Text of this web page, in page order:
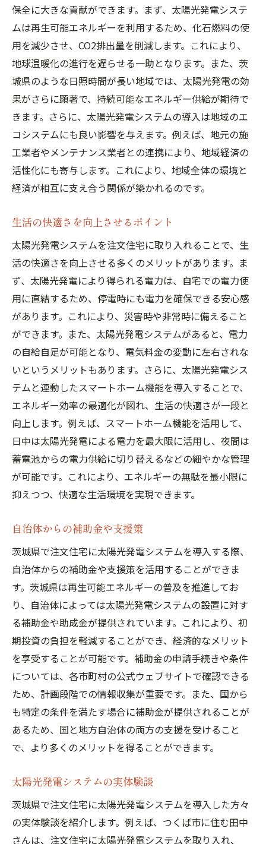
保全に大きな貢献ができます。まず、太陽光発電システ
ムは再生可能エネルギーを利用するため、化石燃料の使
用を減少させ、CO2排出量を削減します。これにより、
地球温暖化の進行を遅らせる一助となります。また、茨
城県のような日照時間が長い地域では、太陽光発電の効
果がさらに顕著で、持続可能なエネルギー供給が期待で
きます。さらに、太陽光発電システムの導入は地域のエ
コシステムにも良い影響を与えます。例えば、地元の施
工業者やメンテナンス業者との連携により、地域経済の
活性化にも寄与します。これにより、地域全体の環境と
経済が相互に支え合う関係が築かれるのです。
生活の快適さを向上させるポイント
太陽光発電システムを注文住宅に取り入れることで、生
活の快適さを向上させる多くのメリットがあります。ま
ず、太陽光発電により得られる電力は、自宅での電力使
用に直結するため、停電時にも電力を確保できる安心感
があります。これにより、災害時や非常時に備えること
ができます。また、太陽光発電システムがあると、電力
の自給自足が可能となり、電気料金の変動に左右されな
いというメリットもあります。さらに、太陽光発電シス
テムと連動したスマートホーム機能を導入することで、
エネルギー効率の最適化が図れ、生活の快適さが一段と
向上します。例えば、スマートホーム機能を活用して、
日中は太陽光発電による電力を最大限に活用し、夜間は
蓄電池からの電力供給に切り替えるなどの細やかな管理
が可能です。これにより、エネルギーの無駄を最小限に
抑えつつ、快適な生活環境を実現できます。
自治体からの補助金や支援策
茨城県で注文住宅に太陽光発電システムを導入する際、
自治体からの補助金や支援策を活用することができま
す。茨城県は再生可能エネルギーの普及を推進してお
り、自治体によっては太陽光発電システムの設置に対す
る補助金や助成金が提供されています。これにより、初
期投資の負担を軽減することができ、経済的なメリット
を享受することが可能です。補助金の申請手続きや条件
については、各市町村の公式ウェブサイトで確認できる
ため、計画段階での情報収集が重要です。また、国から
も特定の条件を満たす場合に補助金が提供されることが
あるため、国と地方自治体の両方の支援を受けること
で、より多くのメリットを得ることができます。
太陽光発電システムの実体験談
茨城県で注文住宅に太陽光発電システムを導入した方々
の実体験談を紹介します。例えば、つくば市に住む田中
さんは、注文住宅に太陽光発電システムを取り入れ、